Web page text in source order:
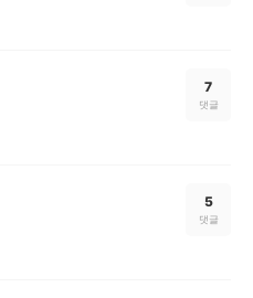
7
댓글
5
댓글